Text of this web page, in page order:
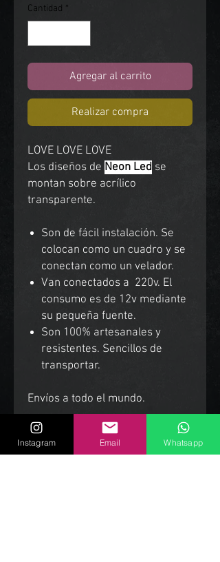
Cantidad *
Agregar al carrito
Realizar compra
LOVE LOVE LOVE
Los diseños de Neon Led se
montan sobre acrílico
transparente.
Son de fácil instalación. Se
colocan como un cuadro y se
conectan como un velador.
Van conectados a 220v. El
consumo es de 12v mediante
su pequeña fuente.
Son 100% artesanales y
resistentes. Sencillos de
transportar.
Envíos a todo el mundo.
Instagram Email Whatsapp